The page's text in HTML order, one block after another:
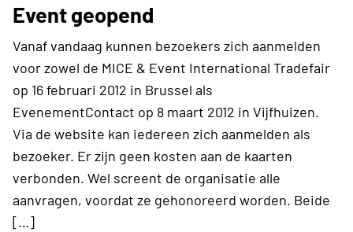
Event geopend
Vanaf vandaag kunnen bezoekers zich aanmelden
voor zowel de MICE & Event International Tradefair
op 16 februari 2012 in Brussel als
EvenementContact op 8 maart 2012 in Vijfhuizen.
Via de website kan iedereen zich aanmelden als
bezoeker. Er zijn geen kosten aan de kaarten
verbonden. Wel screent de organisatie alle
aanvragen, voordat ze gehonoreerd worden. Beide
[…]